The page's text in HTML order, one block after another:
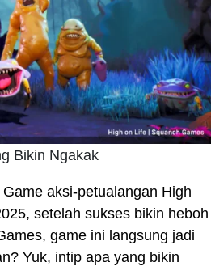
Bikin Ngakak
aksi-petualangan High
setelah sukses bikin heboh
game ini langsung jadi
Yuk, intip apa yang bikin